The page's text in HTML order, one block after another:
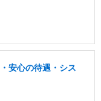
安心の待遇・シス